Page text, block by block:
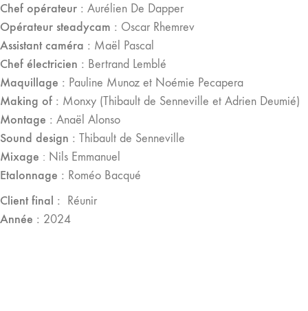
Chef opérateur : Aurélien De Dapper
Opérateur steadycam : Oscar Rhemrev
Assistant caméra : Maël Pascal
Chef électricien : Bertrand Lemblé
Maquillage : Pauline Munoz et Noémie Pecapera
Making of : Monxy (Thibault de Senneville et Adrien Deumié)
Montage : Anaël Alonso
Sound design : Thibault de Senneville
Mixage : Nils Emmanuel
Etalonnage : Roméo Bacqué
Client final : Réunir
Année : 2024